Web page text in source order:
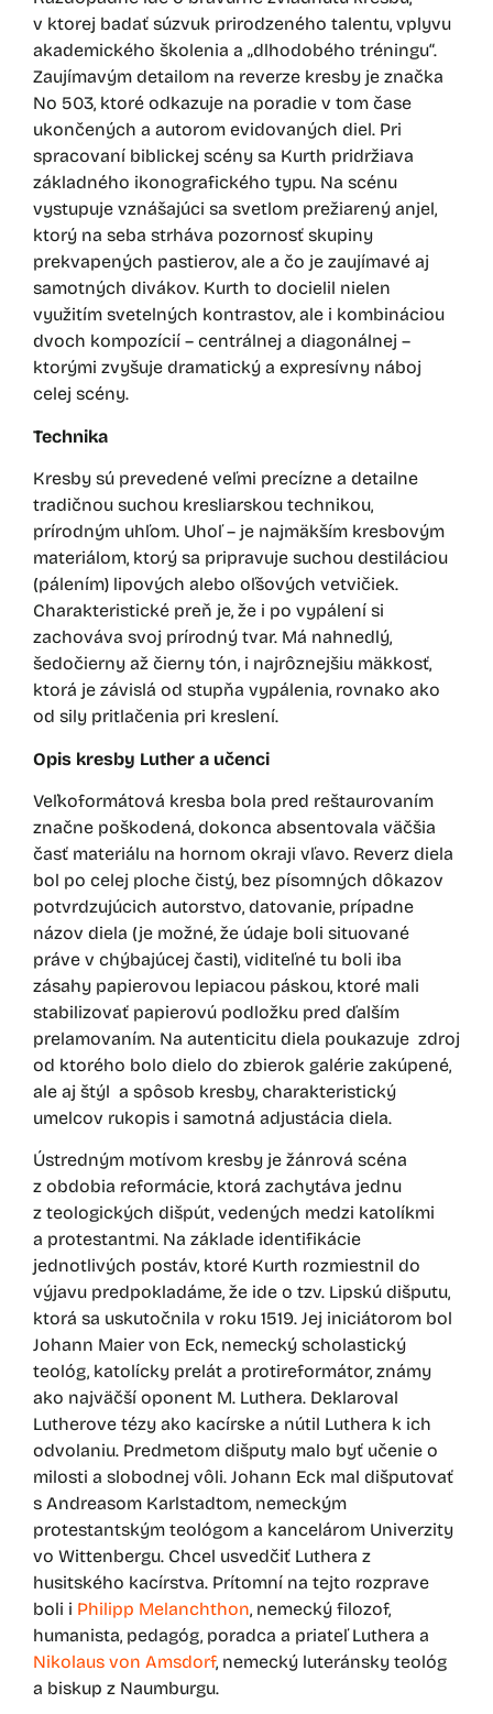
v ktorej badať súzvuk prirodzeného talentu, vplyvu
akademického školenia a „dlhodobého tréningu“.
Zaujímavým detailom na reverze kresby je značka
No 503, ktoré odkazuje na poradie v tom čase
ukončených a autorom evidovaných diel. Pri
spracovaní biblickej scény sa Kurth pridržiava
základného ikonografického typu. Na scénu
vystupuje vznášajúci sa svetlom prežiarený anjel,
ktorý na seba strháva pozornosť skupiny
prekvapených pastierov, ale a čo je zaujímavé aj
samotných divákov. Kurth to docielil nielen
využitím svetelných kontrastov, ale i kombináciou
dvoch kompozícií – centrálnej a diagonálnej –
ktorými zvyšuje dramatický a expresívny náboj
celej scény.
Technika
Kresby sú prevedené veľmi precízne a detailne
tradičnou suchou kresliarskou technikou,
prírodným uhľom. Uhoľ – je najmäkším kresbovým
materiálom, ktorý sa pripravuje suchou destiláciou
(pálením) lipových alebo oľšových vetvičiek.
Charakteristické preň je, že i po vypálení si
zachováva svoj prírodný tvar. Má nahnedlý,
šedočierny až čierny tón, i najrôznejšiu mäkkosť,
ktorá je závislá od stupňa vypálenia, rovnako ako
od sily pritlačenia pri kreslení.
Opis kresby Luther a učenci
Veľkoformátová kresba bola pred reštaurovaním
značne poškodená, dokonca absentovala väčšia
časť materiálu na hornom okraji vľavo. Reverz diela
bol po celej ploche čistý, bez písomných dôkazov
potvrdzujúcich autorstvo, datovanie, prípadne
názov diela (je možné, že údaje boli situované
práve v chýbajúcej časti), viditeľné tu boli iba
zásahy papierovou lepiacou páskou, ktoré mali
stabilizovať papierovú podložku pred ďalším
prelamovaním. Na autenticitu diela poukazuje zdroj
od ktorého bolo dielo do zbierok galérie zakúpené,
ale aj štýl a spôsob kresby, charakteristický
umelcov rukopis i samotná adjustácia diela.
Ústredným motívom kresby je žánrová scéna
z obdobia reformácie, ktorá zachytáva jednu
z teologických dišpút, vedených medzi katolíkmi
a protestantmi. Na základe identifikácie
jednotlivých postáv, ktoré Kurth rozmiestnil do
výjavu predpokladáme, že ide o tzv. Lipskú dišputu,
ktorá sa uskutočnila v roku 1519. Jej iniciátorom bol
Johann Maier von Eck, nemecký scholastický
teológ, katolícky prelát a protireformátor, známy
ako najväčší oponent M. Luthera. Deklaroval
Lutherove tézy ako kacírske a nútil Luthera k ich
odvolaniu. Predmetom dišputy malo byť učenie o
milosti a slobodnej vôli. Johann Eck mal dišputovať
s Andreasom Karlstadtom, nemeckým
protestantským teológom a kancelárom Univerzity
vo Wittenbergu. Chcel usvedčiť Luthera z
husitského kacírstva. Prítomní na tejto rozprave
boli i Philipp Melanchthon, nemecký filozof,
humanista, pedagóg, poradca a priateľ Luthera a
Nikolaus von Amsdorf, nemecký luteránsky teológ
a biskup z Naumburgu.